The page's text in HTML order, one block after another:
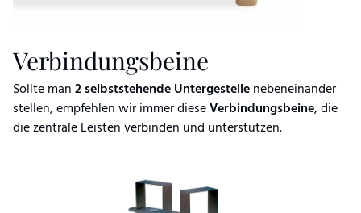
Verbindungsbeine
Sollte man2 selbststehende Untergestellenebeneinander
stellen, empfehlen wir immer dieseVerbindungsbeine, die
die zentrale Leisten verbinden und unterstützen.